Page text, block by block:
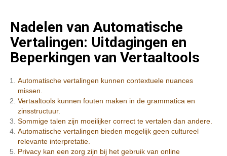
Nadelen van Automatische
Vertalingen: Uitdagingen en
Beperkingen van Vertaaltools
Automatische vertalingen kunnen contextuele nuances
missen.
Vertaaltools kunnen fouten maken in de grammatica en
zinsstructuur.
Sommige talen zijn moeilijker correct te vertalen dan andere.
Automatische vertalingen bieden mogelijk geen cultureel
relevante interpretatie.
Privacy kan een zorg zijn bij het gebruik van online